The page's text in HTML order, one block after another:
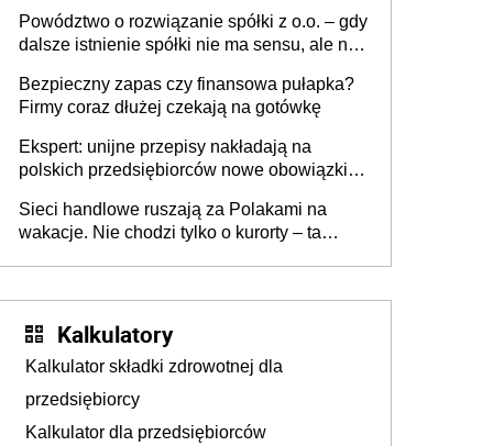
Powództwo o rozwiązanie spółki z o.o. – gdy
dalsze istnienie spółki nie ma sensu, ale nie
Bezpieczny zapas czy finansowa pułapka?
Firmy coraz dłużej czekają na gotówkę
Ekspert: unijne przepisy nakładają na
polskich przedsiębiorców nowe obowiązki w
Sieci handlowe ruszają za Polakami na
wakacje. Nie chodzi tylko o kurorty – ta
Kalkulatory
Kalkulator składki zdrowotnej dla
przedsiębiorcy
Kalkulator dla przedsiębiorców